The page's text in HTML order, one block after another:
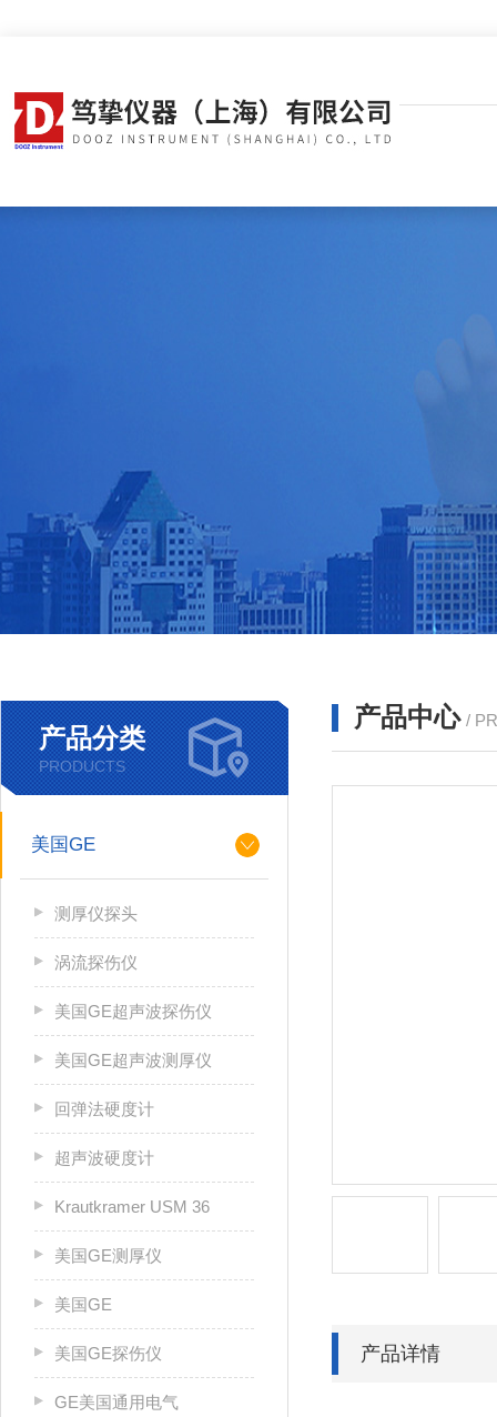
产品分类
PRODUCTS
美国GE
测厚仪探头
涡流探伤仪
美国GE超声波探伤仪
美国GE超声波测厚仪
回弹法硬度计
超声波硬度计
Krautkramer USM 36
美国GE测厚仪
美国GE
美国GE探伤仪
GE美国通用电气
产品中心 /
产品详情